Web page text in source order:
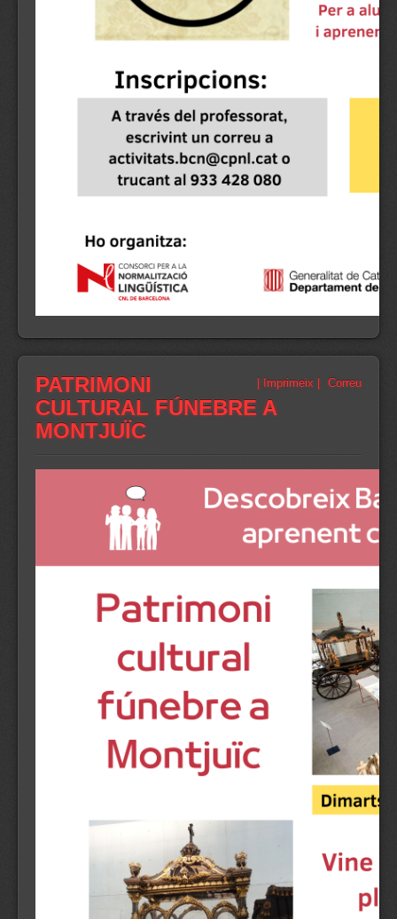
Correu
| Imprimeix |
PATRIMONI
CULTURAL FÚNEBRE A
MONTJUÏC